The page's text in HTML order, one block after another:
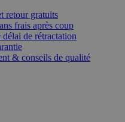
retour gratuits
frais après coup
de rétractation
& conseils de qualité